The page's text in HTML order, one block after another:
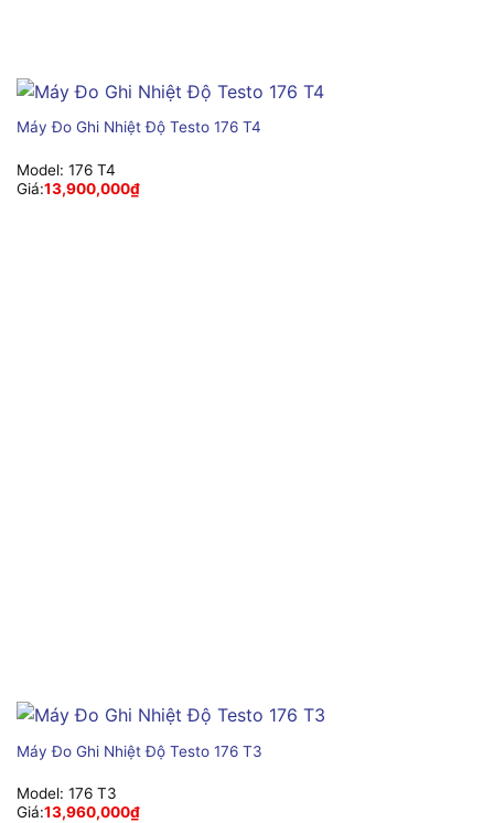
Máy Đo Ghi Nhiệt Độ Testo 176 T4
Model: 176 T4
Giá:13,900,000₫
Máy Đo Ghi Nhiệt Độ Testo 176 T3
Model: 176 T3
Giá:13,960,000₫